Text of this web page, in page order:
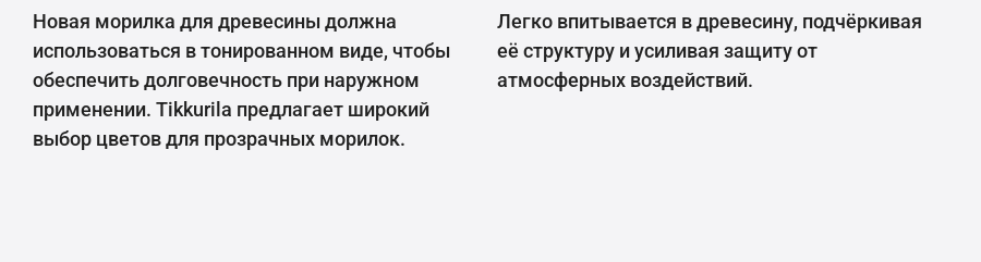
Новая морилка для древесины должна
использоваться в тонированном виде, чтобы
обеспечить долговечность при наружном
применении. Tikkurila предлагает широкий
выбор цветов для прозрачных морилок.
Легко впитывается в древесину, подчёркивая
её структуру и усиливая защиту от
атмосферных воздействий.